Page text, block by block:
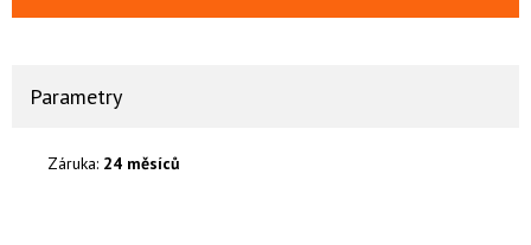
Parametry
Záruka: 24 měsíců